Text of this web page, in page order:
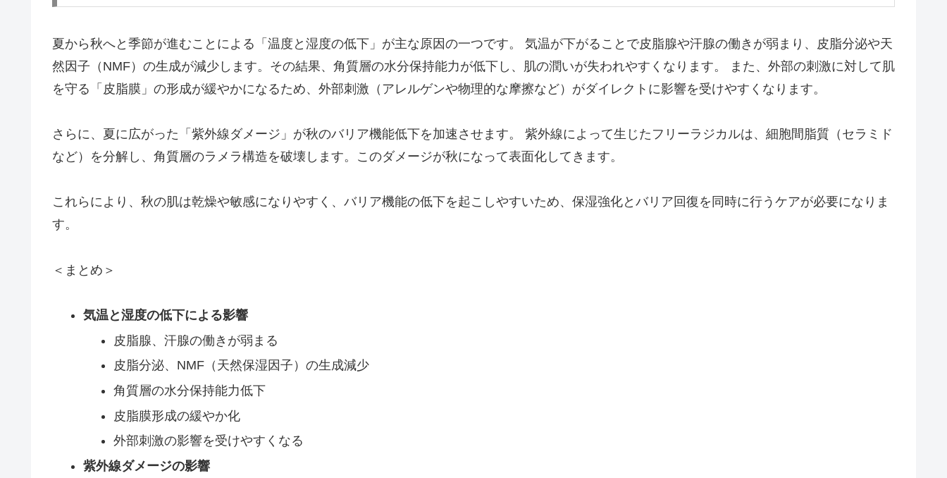
夏から秋へと季節が進むことによる「温度と湿度の低下」が主な原因の一つです。 気温が下がることで皮脂腺や汗腺の働きが弱まり、皮脂分泌や天
然因子（NMF）の生成が減少します。その結果、角質層の水分保持能力が低下し、肌の潤いが失われやすくなります。 また、外部の刺激に対して肌
を守る「皮脂膜」の形成が緩やかになるため、外部刺激（アレルゲンや物理的な摩擦など）がダイレクトに影響を受けやすくなります。
さらに、夏に広がった「紫外線ダメージ」が秋のバリア機能低下を加速させます。 紫外線によって生じたフリーラジカルは、細胞間脂質（セラミド
など）を分解し、角質層のラメラ構造を破壊します。このダメージが秋になって表面化してきます。
これらにより、秋の肌は乾燥や敏感になりやすく、バリア機能の低下を起こしやすいため、保湿強化とバリア回復を同時に行うケアが必要になりま
す。
＜まとめ＞
気温と湿度の低下による影響
皮脂腺、汗腺の働きが弱まる
皮脂分泌、NMF（天然保湿因子）の生成減少
角質層の水分保持能力低下
皮脂膜形成の緩やか化
外部刺激の影響を受けやすくなる
紫外線ダメージの影響